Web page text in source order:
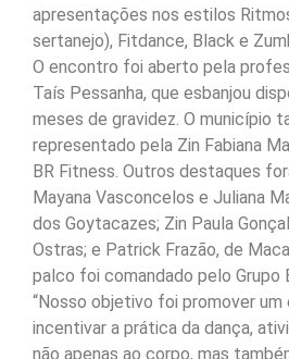
apresentações nos estilos
sertanejo), Fitdance, Black e
O encontro foi aberto pela
Taís Pessanha, que esbanjou
meses de gravidez. O município
representado pela Zin Fabiana
BR Fitness. Outros destaques
Mayana Vasconcelos e Juliana
dos Goytacazes; Zin Paula
Ostras; e Patrick Frazão, de
palco foi comandado pelo Grupo
“Nosso objetivo foi promover
incentivar a prática da dança,
não apenas ao corpo, mas